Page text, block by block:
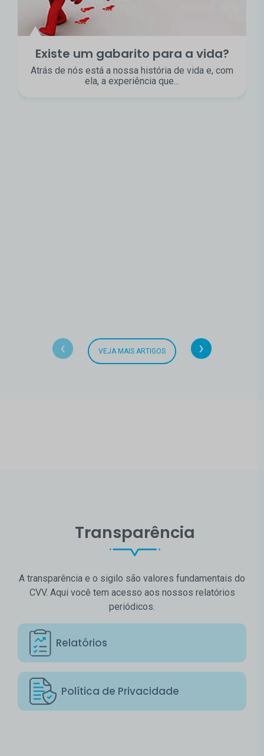
Existe um gabarito para a vida?
Atrás de nós está a nossa história de vida e, com
ela, a experiência que...
‹ ›
VEJA MAIS ARTIGOS
Transparência
A transparência e o sigilo são valores fundamentais do
CVV. Aqui você tem acesso aos nossos relatórios
periódicos.
Relatórios
Política de Privacidade